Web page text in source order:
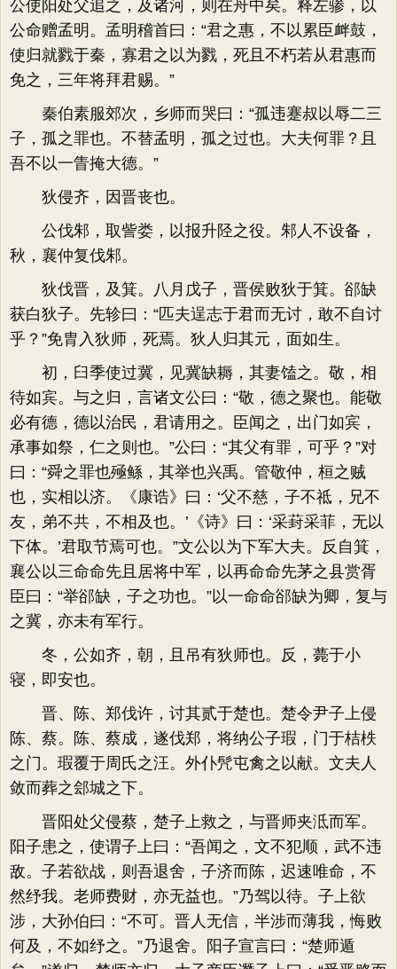
公使阳处父追之，及诸河，则在舟中矣。释左骖，以
公命赠孟明。孟明稽首曰：“君之惠，不以累臣衅鼓，
使归就戮于秦，寡君之以为戮，死且不朽若从君惠而
免之，三年将拜君赐。”
秦伯素服郊次，乡师而哭曰：“孤违蹇叔以辱二三
子，孤之罪也。不替孟明，孤之过也。大夫何罪？且
吾不以一眚掩大德。”
狄侵齐，因晋丧也。
公伐邾，取訾娄，以报升陉之役。邾人不设备，
秋，襄仲复伐邾。
狄伐晋，及箕。八月戊子，晋侯败狄于箕。郤缺
获白狄子。先轸曰：“匹夫逞志于君而无讨，敢不自讨
乎？”免胄入狄师，死焉。狄人归其元，面如生。
初，臼季使过冀，见冀缺耨，其妻馌之。敬，相
待如宾。与之归，言诸文公曰：“敬，德之聚也。能敬
必有德，德以治民，君请用之。臣闻之，出门如宾，
承事如祭，仁之则也。”公曰：“其父有罪，可乎？”对
曰：“舜之罪也殛鲧，其举也兴禹。管敬仲，桓之贼
也，实相以济。《康诰》曰：‘父不慈，子不祗，兄不
友，弟不共，不相及也。’《诗》曰：‘采葑采菲，无以
下体。’君取节焉可也。”文公以为下军大夫。反自箕，
襄公以三命命先且居将中军，以再命命先茅之县赏胥
臣曰：“举郤缺，子之功也。”以一命命郤缺为卿，复与
之冀，亦未有军行。
冬，公如齐，朝，且吊有狄师也。反，薨于小
寝，即安也。
晋、陈、郑伐许，讨其贰于楚也。楚令尹子上侵
陈、蔡。陈、蔡成，遂伐郑，将纳公子瑕，门于桔柣
之门。瑕覆于周氏之汪。外仆髠屯禽之以献。文夫人
敛而葬之郐城之下。
晋阳处父侵蔡，楚子上救之，与晋师夹泜而军。
阳子患之，使谓子上曰：“吾闻之，文不犯顺，武不违
敌。子若欲战，则吾退舍，子济而陈，迟速唯命，不
然纾我。老师费财，亦无益也。”乃驾以待。子上欲
涉，大孙伯曰：“不可。晋人无信，半涉而薄我，悔败
何及，不如纾之。”乃退舍。阳子宣言曰：“楚师遁